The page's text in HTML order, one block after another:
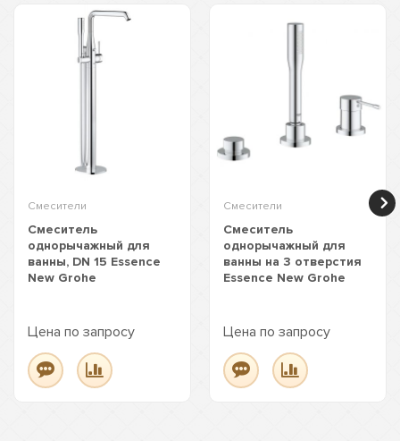
Смесители
Смеситель
однорычажный для
ванны, DN 15 Essence
New Grohe
Цена по запросу
Смесители
Смеситель
однорычажный для
ванны на 3 отверстия
Essence New Grohe
Цена по запросу